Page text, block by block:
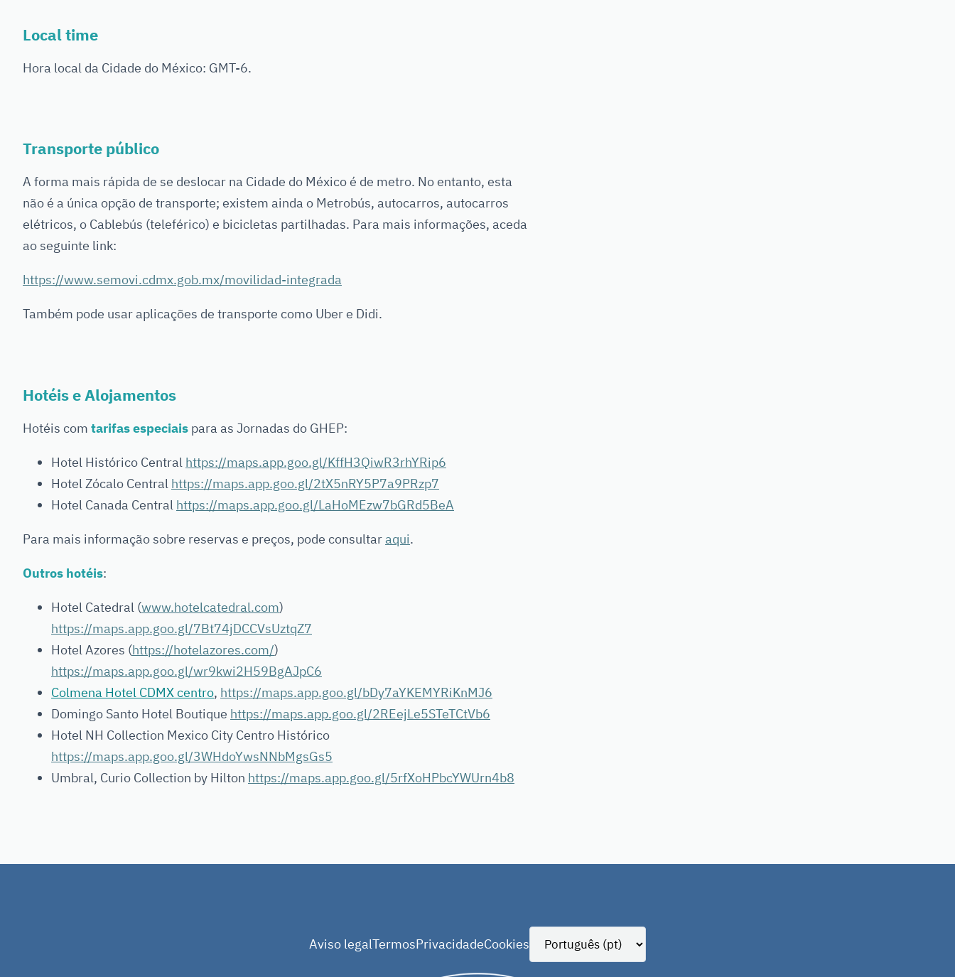
Local time
Hora local da Cidade do México: GMT-6.
Transporte público
A forma mais rápida de se deslocar na Cidade do México é de metro. No entanto, esta
não é a única opção de transporte; existem ainda o Metrobús, autocarros, autocarros
elétricos, o Cablebús (teleférico) e bicicletas partilhadas. Para mais informações, aceda
ao seguinte link:
https://www.semovi.cdmx.gob.mx/movilidad-integrada
Também pode usar aplicações de transporte como Uber e Didi.
Hotéis e Alojamentos
Hotéis com tarifas especiais para as Jornadas do GHEP:
Hotel Histórico Central https://maps.app.goo.gl/KffH3QiwR3rhYRip6
Hotel Zócalo Central https://maps.app.goo.gl/2tX5nRY5P7a9PRzp7
Hotel Canada Central https://maps.app.goo.gl/LaHoMEzw7bGRd5BeA
Para mais informação sobre reservas e preços, pode consultaraqui.
Outros hotéis:
Hotel Catedral (www.hotelcatedral.com)
https://maps.app.goo.gl/7Bt74jDCCVsUztqZ7
Hotel Azores (https://hotelazores.com/)
https://maps.app.goo.gl/wr9kwi2H59BgAJpC6
Colmena Hotel CDMX centro, https://maps.app.goo.gl/bDy7aYKEMYRiKnMJ6
Domingo Santo Hotel Boutique https://maps.app.goo.gl/2REejLe5STeTCtVb6
Hotel NH Collection Mexico City Centro Histórico
https://maps.app.goo.gl/3WHdoYwsNNbMgsGs5
Umbral, Curio Collection by Hilton https://maps.app.goo.gl/5rfXoHPbcYWUrn4b8
Aviso legalTermosPrivacidadeCookies